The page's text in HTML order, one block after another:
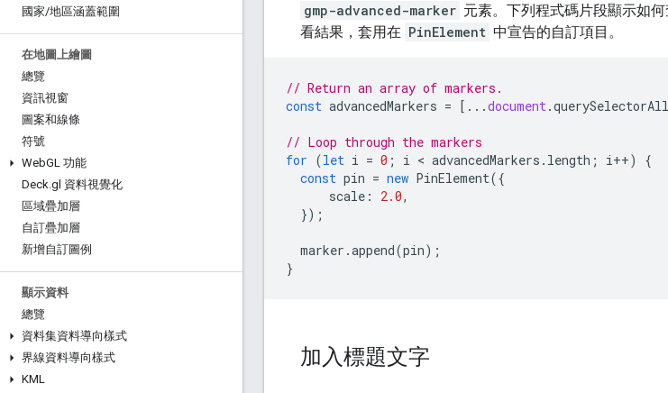
國家/地區涵蓋範圍
在地圖上繪圖
總覽
資訊視窗
圖案和線條
符號
WebGL 功能
Deck.gl 資料視覺化
區域疊加層
自訂疊加層
新增自訂圖例
顯示資料
總覽
資料集資料導向樣式
界線資料導向樣式
KML
gmp-advanced-marker 元素。下列程式碼片段顯示如何
看結果，套用在 PinElement 中宣告的自訂項目。
// Return an array of markers.
const advancedMarkers = [...document.querySelectorAll
// Loop through the markers
for (let i = 0 ; i < advancedMarkers . length ; i++)
{
const pin = new PinElement({
scale : 2.0,
});
marker .append(pin);
}
加入標題文字